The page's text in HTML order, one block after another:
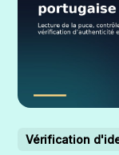
Vérification